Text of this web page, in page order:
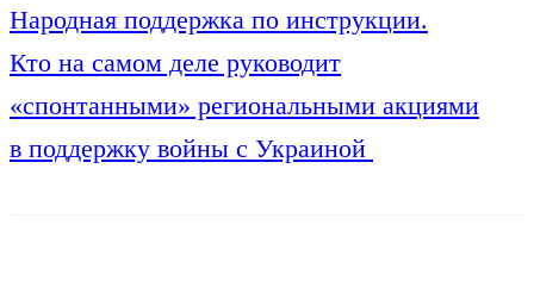
Народная поддержка по инструкции.
Кто на самом деле руководит
«спонтанными» региональными акциями
в поддержку войны с Украиной